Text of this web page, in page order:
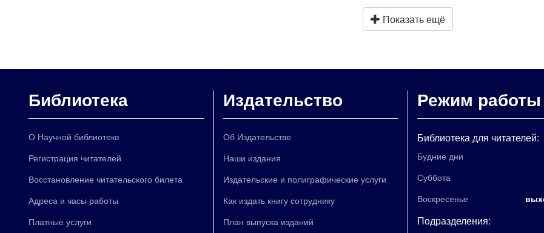
Показать ещё
Библиотека
О Научной библиотеке
Регистрация читателей
Восстановление читательского билета
Адреса и часы работы
Платные услуги
Издательство
Об Издательстве
Наши издания
Издательские и полиграфические услуги
Как издать книгу сотруднику
План выпуска изданий
Режим работы
Библиотека для читателей:
Будние дни
Суббота
Воскресенье
Подразделения: